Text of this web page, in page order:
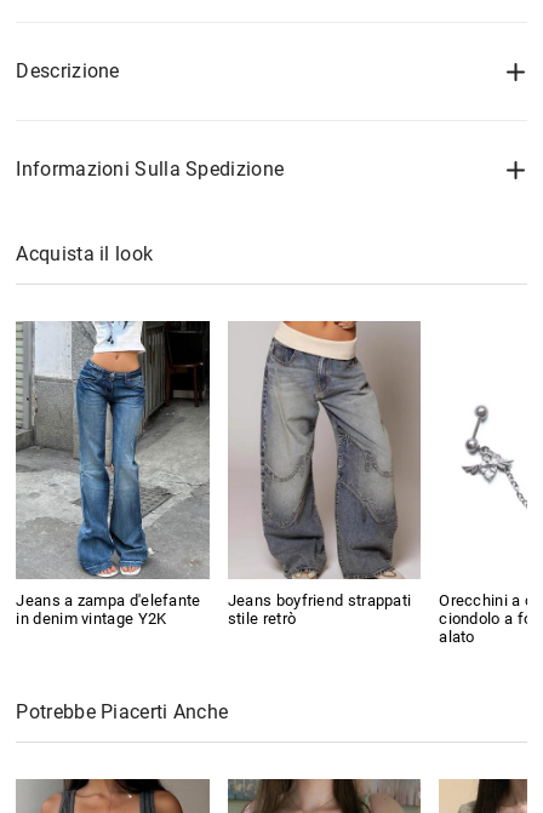
Descrizione
Informazioni Sulla Spedizione
Acquista il look
Jeans a zampa d'elefante
in denim vintage Y2K
Jeans boyfriend strappati
stile retrò
Orecchini a
ciondolo a
alato
Potrebbe Piacerti Anche